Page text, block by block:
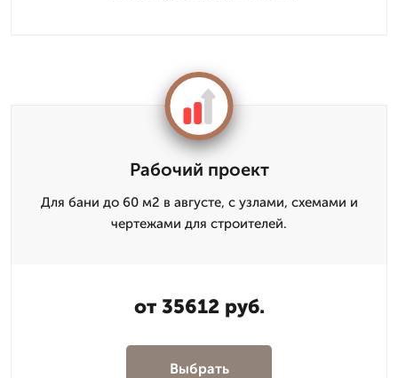
Рабочий проект
Для бани до 60 м2 в августе, с узлами, схемами и
чертежами для строителей.
от 35612 руб.
Выбрать